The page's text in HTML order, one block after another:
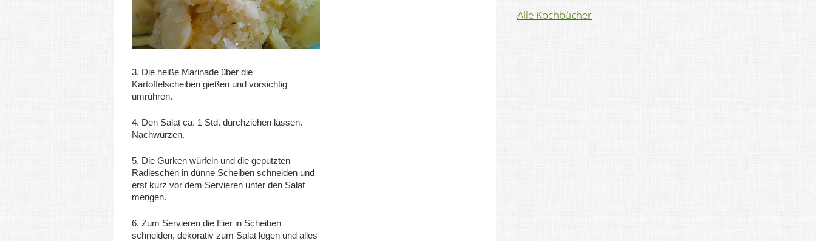
3. Die heiße Marinade über die
Kartoffelscheiben gießen und vorsichtig
umrühren.
4. Den Salat ca. 1 Std. durchziehen lassen.
Nachwürzen.
5. Die Gurken würfeln und die geputzten
Radieschen in dünne Scheiben schneiden und
erst kurz vor dem Servieren unter den Salat
mengen.
6. Zum Servieren die Eier in Scheiben
schneiden, dekorativ zum Salat legen und alles
Alle Kochbücher